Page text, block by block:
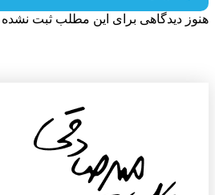
دیدگاهی برای این مطلب ثبت نشده است